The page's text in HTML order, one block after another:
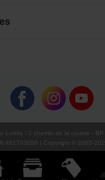
Loisirs - 1 chemin de la coume -
481703050 | Copyright © 2005-